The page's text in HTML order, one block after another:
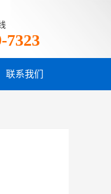
联系我们
7323